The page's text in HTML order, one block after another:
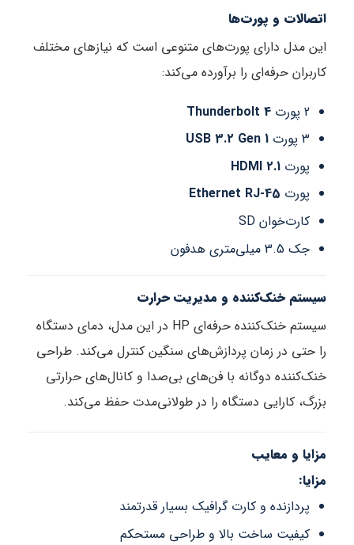
اتصالات و پورت‌ها
این مدل دارای پورت‌های متنوعی است که نیازهای مختلف
کاربران حرفه‌ای را برآورده می‌کند:
2 پورت
Thunderbolt 4
3 پورت
USB 3.2 Gen 1
پورت HDMI 2.1
پورت Ethernet RJ-45
کارت‌خوان SD
جک 3.5 میلی‌متری هدفون
سیستم خنک‌کننده و مدیریت حرارت
سیستم خنک‌کننده حرفه‌ای HP در این مدل، دمای دستگاه
را حتی در زمان پردازش‌های سنگین کنترل می‌کند. طراحی
خنک‌کننده دوگانه با فن‌های بی‌صدا و کانال‌های حرارتی
بزرگ، کارایی دستگاه را در طولانی‌مدت حفظ می‌کند.
مزایا و معایب
مزایا:
پردازنده و کارت گرافیک بسیار قدرتمند
کیفیت ساخت بالا و طراحی مستحکم